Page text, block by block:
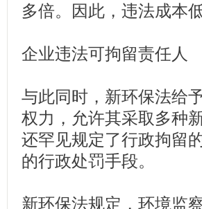
多倍。因此，违法成本
企业违法可拘留责任人
与此同时，新环保法给
权力，允许其采取多种
还罕见规定了行政拘留
的行政处罚手段。
新环保法规定，环境监